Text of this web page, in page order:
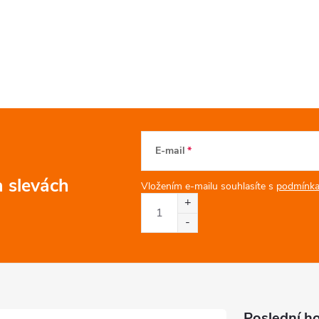
slevách
E-mail
Vložením e-mailu souhlasíte s